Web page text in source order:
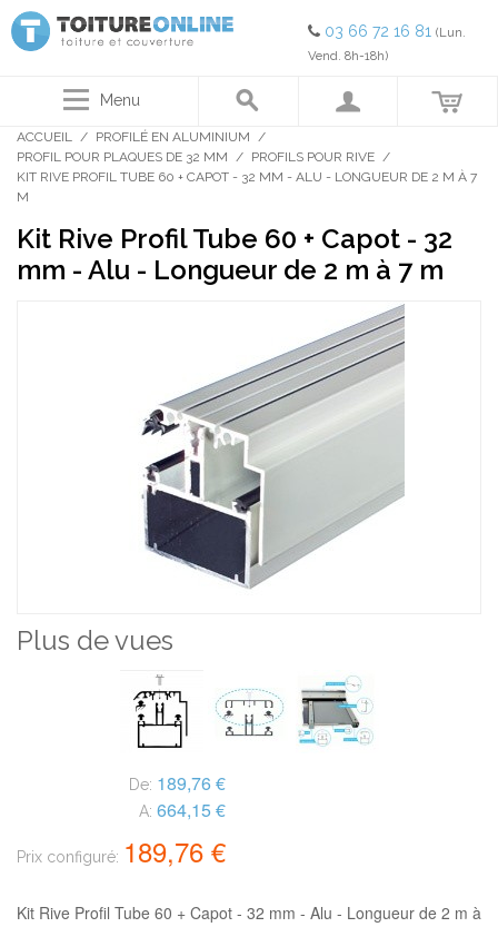
03 66 72 16 81 (Lun.
Vend. 8h-18h)
Menu
ACCUEIL / PROFILÉ EN ALUMINIUM /
PROFIL POUR PLAQUES DE 32 MM / PROFILS POUR RIVE /
KIT RIVE PROFIL TUBE 60 + CAPOT - 32 MM - ALU - LONGUEUR DE 2 M À 7
M
Kit Rive Profil Tube 60 + Capot - 32
mm - Alu - Longueur de 2 m à 7 m
Plus de vues
De: 189,76 €
A: 664,15 €
Prix configuré: 189,76 €
Kit Rive Profil Tube 60 + Capot - 32 mm - Alu - Longueur de 2 m à